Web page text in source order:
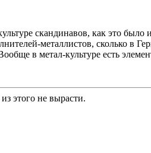
скандинавов, как это
металлистов, сколько в
в метал-культуре есть
этого не вырасти.